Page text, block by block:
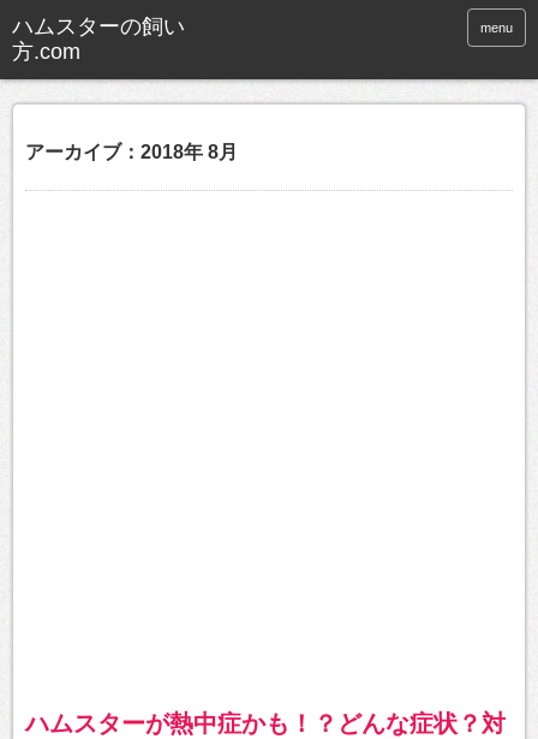
ハムスターの飼い
方.com
menu
アーカイブ：2018年 8月
ハムスターが熱中症かも！？どんな症状？対